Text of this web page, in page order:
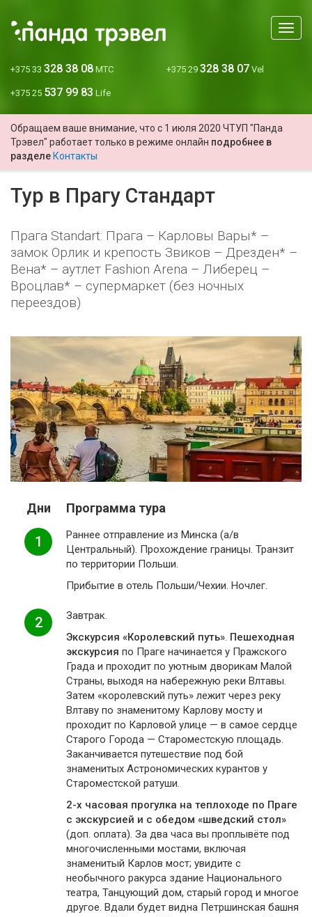
Меню
+375 33 328 38 08 МТС +375 29 328 38 07 Vel
+375 25 537 99 83 Life
Обращаем ваше внимание, что с 1 июля 2020 ЧТУП "Панда
Трэвел" работает только в режиме онлайн подробнее в
разделе Контакты
Тур в Прагу Стандарт
Прага Standart: Прага – Карловы Вары* –
замок Орлик и крепость Звиков – Дрезден* –
Вена* – аутлет Fashion Arena – Либерец –
Вроцлав* – супермаркет (без ночных
переездов)
Дни Программа тура
1
Раннее отправление из Минска (а/в
Центральный). Прохождение границы. Транзит
по территории Польши.
Прибытие в отель Польши/Чехии. Ночлег.
2
Завтрак.
Экскурсия «Королевский путь». Пешеходная
экскурсия по Праге начинается у Пражского
Града и проходит по уютным дворикам Малой
Страны, выходя на набережную реки Влтавы.
Затем «королевский путь» лежит через реку
Влтаву по знаменитому Карлову мосту и
проходит по Карловой улице — в самое сердце
Старого Города — Староместскую площадь.
Заканчивается путешествие под бой
знаменитых Астрономических курантов у
Староместской ратуши.
2-х часовая прогулка на теплоходе по Праге
с экскурсией и с обедом «шведский стол»
(доп. оплата). За два часа вы проплывёте под
многочисленными мостами, включая
знаменитый Карлов мост; увидите с
необычного ракурса здание Национального
театра, Танцующий дом, старый город и многое
другое. Вдали будет видна Петршинская башня